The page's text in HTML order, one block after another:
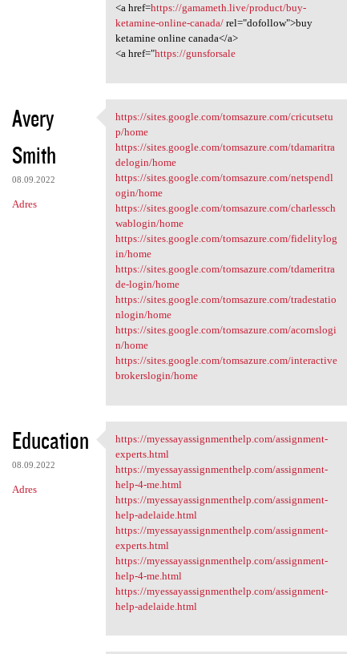
<a href=https://gamameth.live/product/buy-
ketamine-online-canada/rel="dofollow">buy
ketamine online canada</a>
<a href="https://gunsforsale
Avery
Smith
08.09.2022
Adres
https://sites.google.com
https://sites.google.com/tomsazure.com/cricutsetu
p/home
https://sites.google.com/tomsazure.com/tdamaritra
delogin/home
https://sites.google.com/tomsazure.com/netspendl
ogin/home
https://sites.google.com/tomsazure.com/charlessch
wablogin/home
https://sites.google.com/tomsazure.com/fidelitylog
in/home
https://sites.google.com/tomsazure.com/tdameritra
de-login/home
https://sites.google.com/tomsazure.com/tradestatio
nlogin/home
https://sites.google.com/tomsazure.com/acornslogi
n/home
https://sites.google.com/tomsazure.com/interactive
brokerslogin/home
Education
08.09.2022
Adres
https://myessayassignmenthelp
https://myessayassignmenthelp.com/assignment-
experts.html
https://myessayassignmenthelp.com/assignment-
help-4-me.html
https://myessayassignmenthelp.com/assignment-
help-adelaide.html
https://myessayassignmenthelp.com/assignment-
experts.html
https://myessayassignmenthelp.com/assignment-
help-4-me.html
https://myessayassignmenthelp.com/assignment-
help-adelaide.html